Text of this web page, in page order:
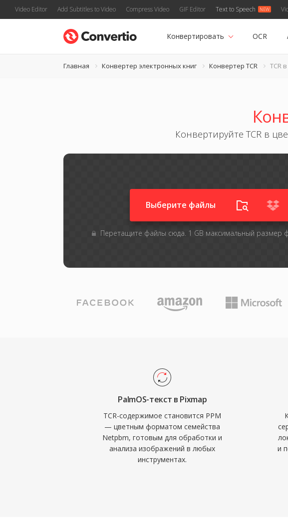
Video Editor Add Subtitles to Video Compress Video GIF Editor Text to Speech
Конвертировать OCR
Главная Конвертер электронных книг Конвертер TCR TCR
Конвертируйте TCR в
Выберите файлы
Перетащите файлы сюда. 1 GB максимальный размер
PalmOS-текст в Pixmap
TCR-содержимое становится PPM
— цветным форматом семейства
Netpbm, готовым для обработки и
анализа изображений в любых
инструментах.
и